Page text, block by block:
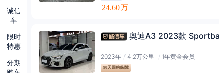
诚信
车
限时
特惠
分期
24.60万
奥迪A3 2023款
2023年 / 4.2万公里 / 1年黄金会员
90天回购保障